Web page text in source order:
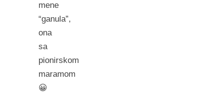
mene
“ganula”,
ona
sa
pionirskom
maramom
😀